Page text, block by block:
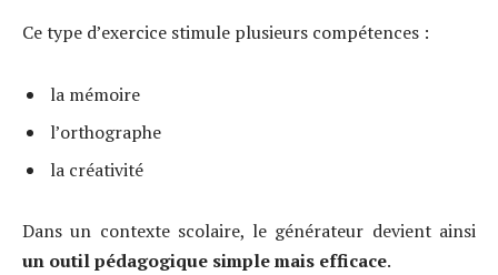
Ce type d’exercice stimule plusieurs compétences :
la mémoire
l’orthographe
la créativité
Dans un contexte scolaire, le générateur devient ainsi
un outil pédagogique simple mais efficace.